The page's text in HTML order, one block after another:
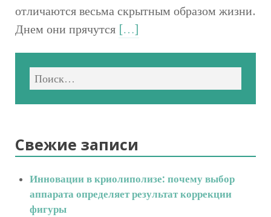
отличаются весьма скрытным образом жизни.
Днем они прячутся […]
Свежие записи
Инновации в криолиполизе: почему выбор
аппарата определяет результат коррекции
фигуры